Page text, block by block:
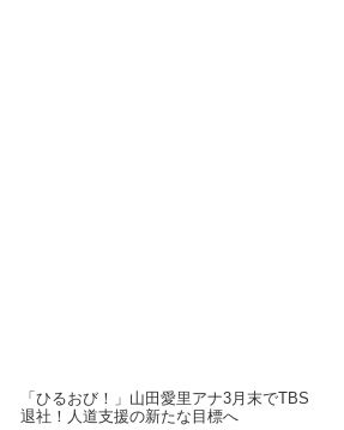
「ひるおび！」山田愛里アナ3月末でTBS
退社！人道支援の新たな目標へ